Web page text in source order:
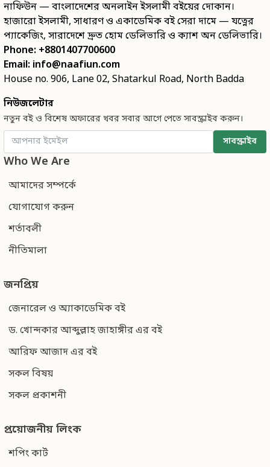
নাফিউন — বাংলাদেশের অনলাইন ইসলামী বইয়ের দোকান।
হাজারো ইসলামী, সাধারণ ও একাডেমিক বই সেরা দামে — যত্নের
প্যাকেজিং, সারাদেশে দ্রুত হোম ডেলিভারি ও ক্যাশ অন ডেলিভারি।
Phone: +8801407700600
Email: info@naafiun.com
House no. 906, Lane 02, Shatarkul Road, North Badda
নিউজলেটার
নতুন বই ও বিশেষ অফারের খবর সবার আগে পেতে সাবস্ক্রাইব করুন।
সাবস্ক্রাইব
Who We Are
আমাদের সম্পর্কে
যোগাযোগ করুন
শর্তাবলী
নীতিমালা
জনপ্রিয়
জেনারেল ও অ্যাকাডেমিক বই
ড. খোন্দকার আব্দুল্লাহ জাহাঙ্গীর এর বই
আরিফ আজাদ এর বই
সকল বিষয়
সকল প্রকাশনী
প্রয়োজনীয় লিংক
শপিং কার্ট